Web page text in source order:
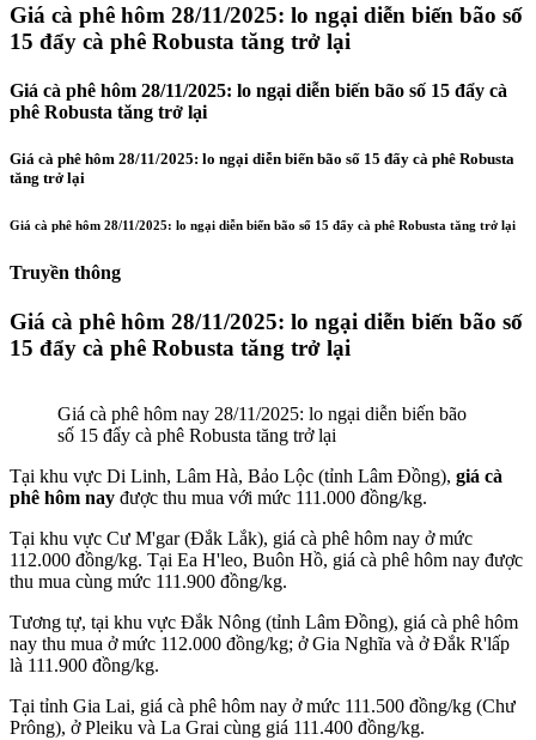
Giá cà phê hôm 28/11/2025: lo ngại diễn biến bão số
15 đẩy cà phê Robusta tăng trở lại
Giá cà phê hôm 28/11/2025: lo ngại diễn biến bão số 15 đẩy cà
phê Robusta tăng trở lại
Giá cà phê hôm 28/11/2025: lo ngại diễn biến bão số 15 đẩy cà phê Robusta
tăng trở lại
Giá cà phê hôm 28/11/2025: lo ngại diễn biến bão số 15 đẩy cà phê Robusta tăng trở lại
Truyền thông
Giá cà phê hôm 28/11/2025: lo ngại diễn biến bão số
15 đẩy cà phê Robusta tăng trở lại
Giá cà phê hôm nay 28/11/2025: lo ngại diễn biến bão
số 15 đẩy cà phê Robusta tăng trở lại
Tại khu vực Di Linh, Lâm Hà, Bảo Lộc (tỉnh Lâm Đồng), giá cà
phê hôm nay được thu mua với mức 111.000 đồng/kg.
Tại khu vực Cư M'gar (Đắk Lắk), giá cà phê hôm nay ở mức
112.000 đồng/kg. Tại Ea H'leo, Buôn Hồ, giá cà phê hôm nay được
thu mua cùng mức 111.900 đồng/kg.
Tương tự, tại khu vực Đắk Nông (tỉnh Lâm Đồng), giá cà phê hôm
nay thu mua ở mức 112.000 đồng/kg; ở Gia Nghĩa và ở Đắk R'lấp
là 111.900 đồng/kg.
Tại tỉnh Gia Lai, giá cà phê hôm nay ở mức 111.500 đồng/kg (Chư
Prông), ở Pleiku và La Grai cùng giá 111.400 đồng/kg.